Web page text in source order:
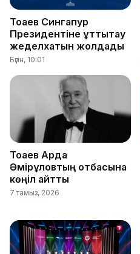
Тоқаев Сингапур
Президентіне құттықтау
жеделхатын жолдады
Бүгін, 10:01
Тоқаев Ардақ
Әмірқұловтың отбасына
көңіл айтты
7 тамыз, 2026